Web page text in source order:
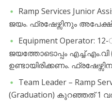
​Ramp Services Junior
ജയം. ഫ്രഷേഴ്സിനും
​Equipment Operator:
ജയത്തോടൊപ്പം
ഉണ്ടായിരിക്കണം.
​Team Leader – Ramp
(Graduation) കുറഞ്ഞത് 1